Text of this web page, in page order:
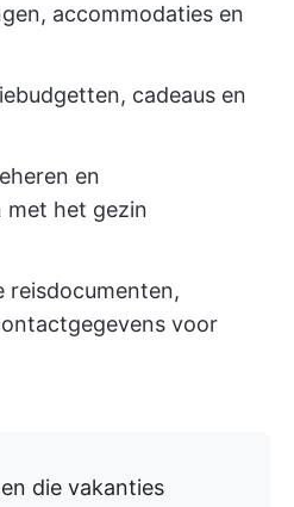
accommodaties en
cadeaus en
en
met het gezin
reisdocumenten,
voor
die vakanties